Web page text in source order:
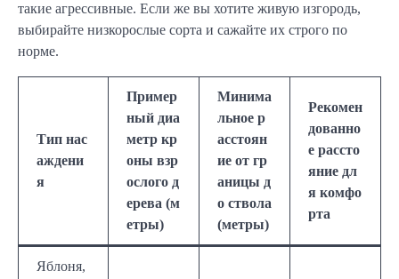
такие агрессивные. Если же вы хотите живую изгородь,
выбирайте низкорослые сорта и сажайте их строго по
норме.
Тип нас
аждени
я
Пример
ный диа
метр кр
оны взр
ослого д
ерева (м
етры)
Минима
льное р
асстоян
ие от гр
аницы д
о ствола
(метры)
Рекомен
дованно
е рассто
яние дл
я комфо
рта
Яблоня,